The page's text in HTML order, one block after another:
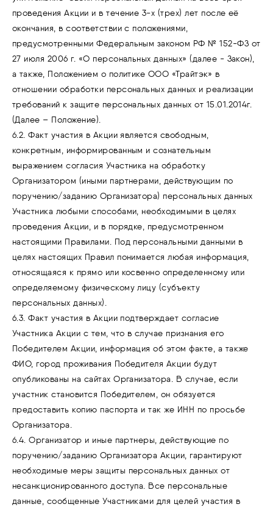
проведения Акции и в течение 3-х (трех) лет после её
окончания, в соответствии с положениями,
предусмотренными Федеральным законом РФ № 152-ФЗ от
27 июля 2006 г. «О персональных данных» (далее - Закон),
а также, Положением о политике ООО «Трайтэк» в
отношении обработки персональных данных и реализации
требований к защите персональных данных от 15.01.2014г.
(Далее – Положение).
6.2. Факт участия в Акции является свободным,
конкретным, информированным и сознательным
выражением согласия Участника на обработку
Организатором (иными партнерами, действующим по
поручению/заданию Организатора) персональных данных
Участника любыми способами, необходимыми в целях
проведения Акции, и в порядке, предусмотренном
настоящими Правилами. Под персональными данными в
целях настоящих Правил понимается любая информация,
относящаяся к прямо или косвенно определенному или
определяемому физическому лицу (субъекту
персональных данных).
6.3. Факт участия в Акции подтверждает согласие
Участника Акции с тем, что в случае признания его
Победителем Акции, информация об этом факте, а также
ФИО, город проживания Победителя Акции будут
опубликованы на сайтах Организатора. В случае, если
участник становится Победителем, он обязуется
предоставить копию паспорта и так же ИНН по просьбе
Организатора.
6.4. Организатор и иные партнеры, действующие по
поручению/заданию Организатора Акции, гарантируют
необходимые меры защиты персональных данных от
несанкционированного доступа. Все персональные
данные, сообщенные Участниками для целей участия в